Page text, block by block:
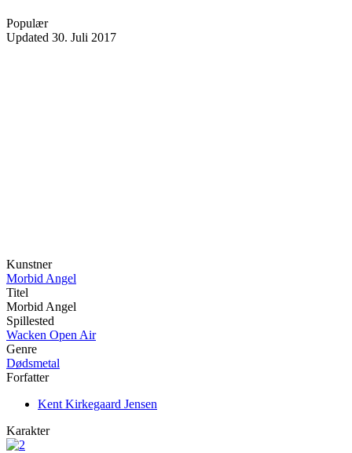
Populær
Updated 30. Juli 2017
Kunstner
Morbid Angel
Titel
Morbid Angel
Spillested
Wacken Open Air
Genre
Dødsmetal
Forfatter
Kent Kirkegaard Jensen
Karakter